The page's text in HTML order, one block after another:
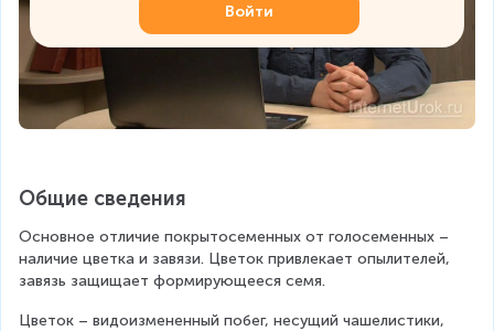
Войти
Общие сведения
Основное отличие покрытосеменных от голосеменных –
наличие цветка и завязи. Цветок привлекает опылителей,
завязь защищает формирующееся семя.
Цветок – видоизмененный побег, несущий чашелистики,